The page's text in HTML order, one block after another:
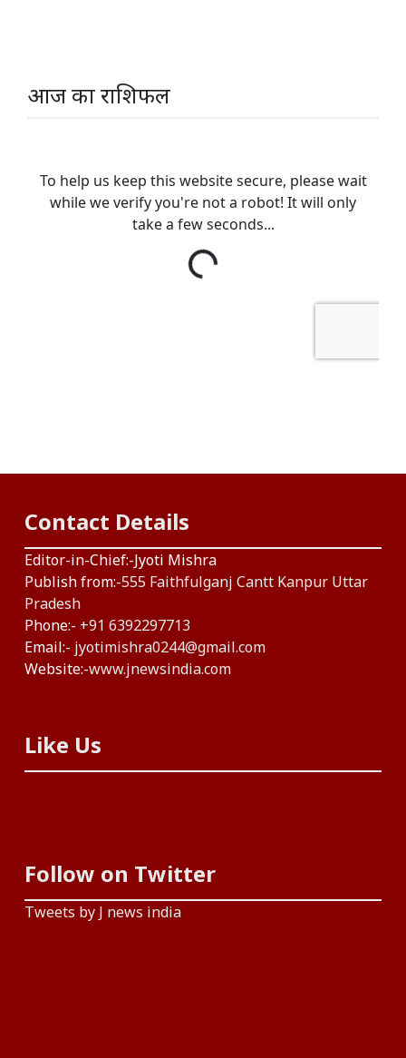
आज का राशिफल
Contact Details
Editor-in-Chief:-Jyoti Mishra
Publish from:-555 Faithfulganj Cantt Kanpur Uttar
Pradesh
Phone:- +91 6392297713
Email:- jyotimishra0244@gmail.com
Website:-www.jnewsindia.com
Like Us
Follow on Twitter
Tweets by J news india